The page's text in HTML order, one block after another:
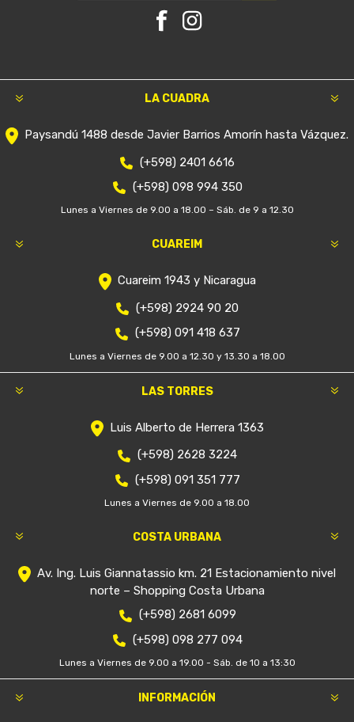
LA CUADRA
Paysandú 1488 desde Javier Barrios Amorín hasta Vázquez.
(+598) 2401 6616
(+598) 098 994 350
Lunes a Viernes de 9.00 a 18.00 – Sáb. de 9 a 12.30
CUAREIM
Cuareim 1943 y Nicaragua
(+598) 2924 90 20
(+598) 091 418 637
Lunes a Viernes de 9.00 a 12.30 y 13.30 a 18.00
LAS TORRES
Luis Alberto de Herrera 1363
(+598) 2628 3224
(+598) 091 351 777
Lunes a Viernes de 9.00 a 18.00
COSTA URBANA
Av. Ing. Luis Giannatassio km. 21 Estacionamiento nivel
norte – Shopping Costa Urbana
(+598) 2681 6099
(+598) 098 277 094
Lunes a Viernes de 9.00 a 19.00 - Sáb. de 10 a 13:30
INFORMACIÓN